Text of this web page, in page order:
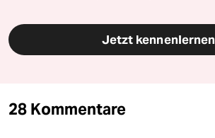
Jetzt kennenlernen
28 Kommentare